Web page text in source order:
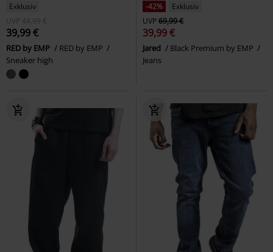
Exklusiv
UVP
44,99 €
39,99 €
RED by EMP
RED by EMP
Sneaker high
-42%
Exklusiv
UVP69,99 €
39,99 €
Jared
Black Premium by EMP
Jeans